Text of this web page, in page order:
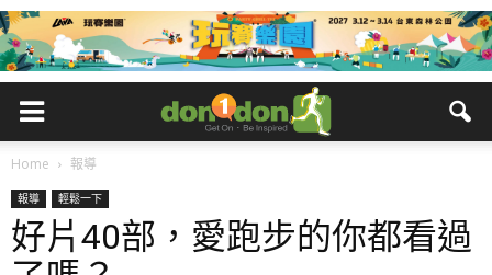
Home 報導
報導 輕鬆一下
好片40部，愛跑步的你都看過